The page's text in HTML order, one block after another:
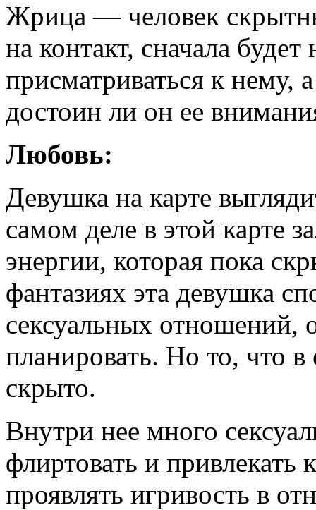
Жрица — человек
на контакт, сначала
присматриваться к нему,
достоин ли он ее
Любовь:
Девушка на карте
самом деле в этой карте
энергии, которая пока
фантазиях эта девушка
сексуальных отношений,
планировать. Но то, что
скрыто.
Внутри нее много
флиртовать и привлекать
проявлять игривость в